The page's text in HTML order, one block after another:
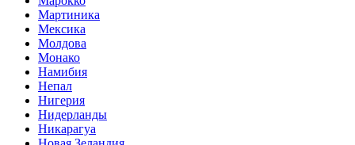
Мартиника
Мексика
Молдова
Монако
Намибия
Непал
Нигерия
Нидерланды
Никарагуа